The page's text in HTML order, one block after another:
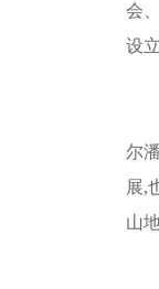
会
设
尔
展,
山